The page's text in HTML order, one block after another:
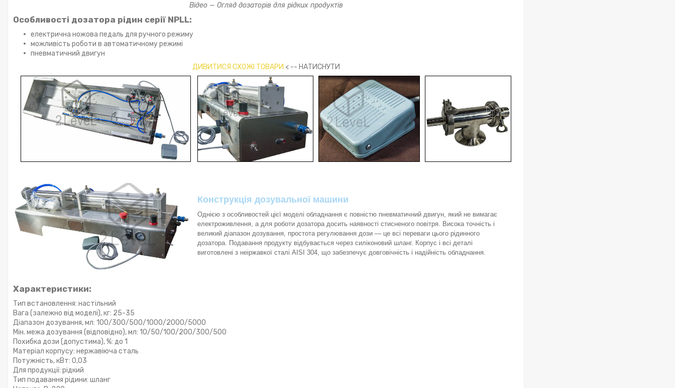
Відео — Огляд дозаторів для рідких продуктів
Особливості дозатора рідин серії NPLL:
електрична ножова педаль для ручного режиму
можливість роботи в автоматичному режимі
пневматичний двигун
ДИВИТИСЯ СХОЖІ ТОВАРИ < -- НАТИСНУТИ
Конструкція дозувальної машини
Однією з особливостей цієї моделі обладнання є повністю пневматичний двигун, який не вимагає
електроживлення, а для роботи дозатора досить наявності стисненого повітря. Висока точність і
великий діапазон дозування, простота регулювання дози — це всі переваги цього рідинного
дозатора. Подавання продукту відбувається через силіконовий шланг. Корпус і всі деталі
виготовлені з неіржавкої сталі AISI 304, що забезпечує довговічність і надійність обладнання.
Характеристики:
Тип встановлення: настільний
Вага (залежно від моделі), кг: 25-35
Діапазон дозування, мл: 100/300/500/1000/2000/5000
Мін. межа дозування (відповідно), мл: 10/50/100/200/300/500
Похибка дози (допустима), %: до 1
Матеріал корпусу: нержавіюча сталь
Потужність, кВт: 0,03
Для продукції: рідкий
Тип подавання рідини: шланг